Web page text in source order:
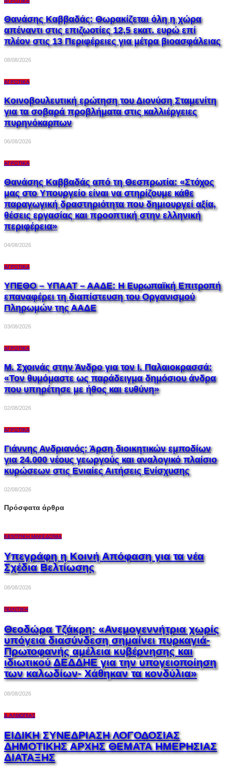
Θανάσης Καββαδάς: Θωρακίζεται όλη η χώρα
απέναντι στις επιζωοτίες 12,5 εκατ. ευρώ επί
πλέον στις 13 Περιφέρειες για μέτρα βιοασφάλειας
08/08/2026
ΑΓΡΟΤΙΚΆ
Κοινοβουλευτική ερώτηση του Διονύση Σταμενίτη
για τα σοβαρά προβλήματα στις καλλιέργειες
πυρηνόκαρπων
06/08/2026
ΑΓΡΟΤΙΚΆ
Θανάσης Καββαδάς από τη Θεσπρωτία: «Στόχος
μας στο Υπουργείο είναι να στηρίζουμε κάθε
παραγωγική δραστηριότητα που δημιουργεί αξία,
θέσεις εργασίας και προοπτική στην ελληνική
περιφέρεια»
04/08/2026
ΑΓΡΟΤΙΚΆ
ΥΠΕΘΟ – ΥΠΑΑΤ – ΑΑΔΕ: H Ευρωπαϊκή Επιτροπή
επαναφέρει τη διαπίστευση του Οργανισμού
Πληρωμών της ΑΑΔΕ
03/08/2026
ΑΓΡΟΤΙΚΆ
Μ. Σχοινάς στην Άνδρο για τον Ι. Παλαιοκρασσά:
«Τον θυμόμαστε ως παράδειγμα δημόσιου άνδρα
που υπηρέτησε με ήθος και ευθύνη»
02/08/2026
ΑΓΡΟΤΙΚΆ
Γιάννης Ανδριανός: Άρση διοικητικών εμποδίων
για 24.000 νέους γεωργούς και αναλογικό πλαίσιο
κυρώσεων στις Ενιαίες Αιτήσεις Ενίσχυσης
02/08/2026
Πρόσφατα άρθρα
ΚΕΝΤΡΙΚΉ ΜΑΚΕΔΟΝΊΑ
Υπεγράφη η Κοινή Απόφαση για τα νέα
Σχέδια Βελτίωσης
08/08/2026
ΠΟΛΙΤΙΚΉ
Θεοδώρα Τζάκρη: «Ανεμογεννήτρια χωρίς
υπόγεια διασύνδεση σημαίνει πυρκαγιά-
Πρωτοφανής αμέλεια κυβέρνησης και
ιδιωτικού ΔΕΔΔΗΕ για την υπογειοποίηση
των καλωδίων- Χάθηκαν τα κονδύλια»
08/08/2026
Δ.ΑΛΜΩΠΊΑΣ
ΕΙΔΙΚΗ ΣΥΝΕΔΡΙΑΣΗ ΛΟΓΟΔΟΣΙΑΣ
ΔΗΜΟΤΙΚΗΣ ΑΡΧΗΣ ΘΕΜΑΤΑ ΗΜΕΡΗΣΙΑΣ
ΔΙΑΤΑΞΗΣ